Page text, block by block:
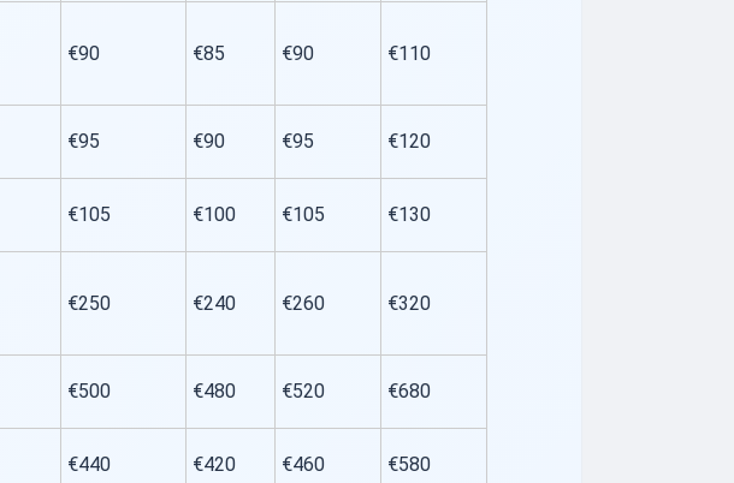
€90 €85 €90 €110
€95 €90 €95 €120
€105 €100 €105 €130
€250 €240 €260 €320
€500 €480 €520 €680
€440 €420 €460 €580